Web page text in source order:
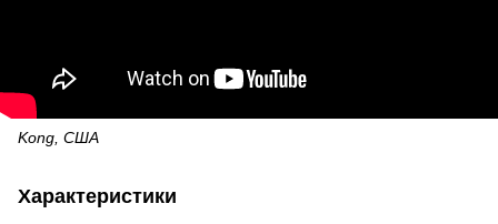
Kong, США
Характеристики